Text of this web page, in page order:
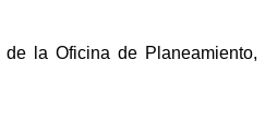
la Oficina de